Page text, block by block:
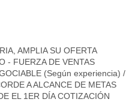
AMPLIA SU OFERTA
- FUERZA DE VENTAS
(Según experiencia) /
A ALCANCE DE METAS
EL 1ER DÍA COTIZACIÓN